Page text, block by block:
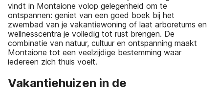
vindt in Montaione volop gelegenheid om te
ontspannen: geniet van een goed boek bij het
zwembad van je vakantiewoning of laat arboretums en
wellnesscentra je volledig tot rust brengen. De
combinatie van natuur, cultuur en ontspanning maakt
Montaione tot een veelzijdige bestemming waar
iedereen zich thuis voelt.
Vakantiehuizen in de